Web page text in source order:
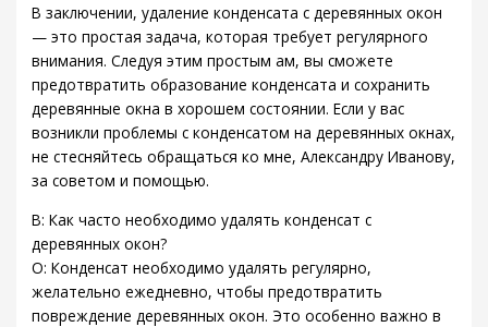
В заключении, удаление конденсата с деревянных окон
— это простая задача, которая требует регулярного
внимания. Следуя этим простым ам, вы сможете
предотвратить образование конденсата и сохранить
деревянные окна в хорошем состоянии. Если у вас
возникли проблемы с конденсатом на деревянных окнах,
не стесняйтесь обращаться ко мне, Александру Иванову,
за советом и помощью.
В: Как часто необходимо удалять конденсат с
деревянных окон?
О: Конденсат необходимо удалять регулярно,
желательно ежедневно, чтобы предотвратить
повреждение деревянных окон. Это особенно важно в